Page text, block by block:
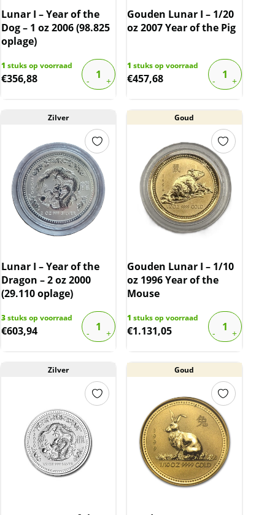
Lunar I – Year of the
Dog – 1 oz 2006 (98.825
oplage)
1 stuks op voorraad
€356,88
Gouden Lunar I – 1/20
oz 2007 Year of the Pig
1 stuks op voorraad
€457,68
Zilver
Lunar I – Year of the
Dragon – 2 oz 2000
(29.110 oplage)
3stuks op voorraad
€603,94
Goud
Gouden Lunar I – 1/10
oz 1996 Year of the
Mouse
1 stuks op voorraad
€1.131,05
Zilver Goud